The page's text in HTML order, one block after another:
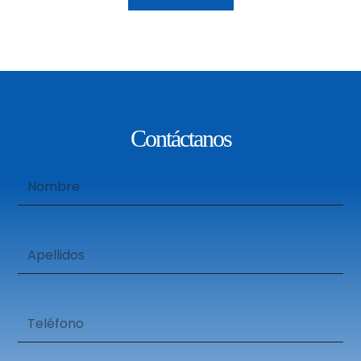
Contáctanos
Teléfono